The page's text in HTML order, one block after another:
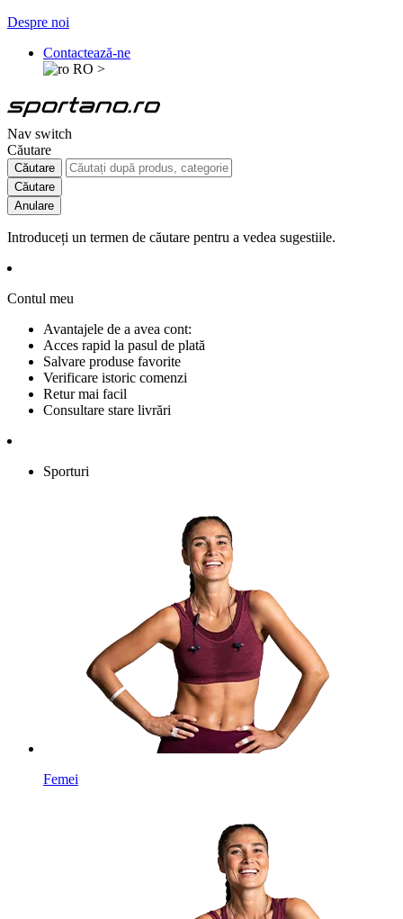
Despre noi
Contactează-ne
RO >
Nav switch
Căutare
Căutare
Căutare
Anulare
Introduceți un termen de căutare pentru a vedea sugestiile.
Contul meu
Avantajele de a avea cont:
Acces rapid la pasul de plată
Salvare produse favorite
Verificare istoric comenzi
Retur mai facil
Consultare stare livrări
Sporturi
Femei